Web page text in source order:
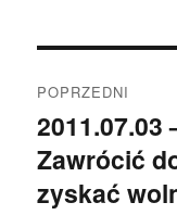
wpisu
POPRZEDNI
Poprzedni
wpis:
2011.07.03
Zawrócić
zyskać